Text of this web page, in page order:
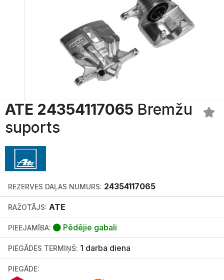
ATE 24354117065 Bremžu
suports
REZERVES DAĻAS NUMURS: 24354117065
RAŽOTĀJS: ATE
PIEEJAMĪBA: Pēdējie gabali
PIEGĀDES TERMIŅŠ: 1 darba diena
PIEGĀDE: